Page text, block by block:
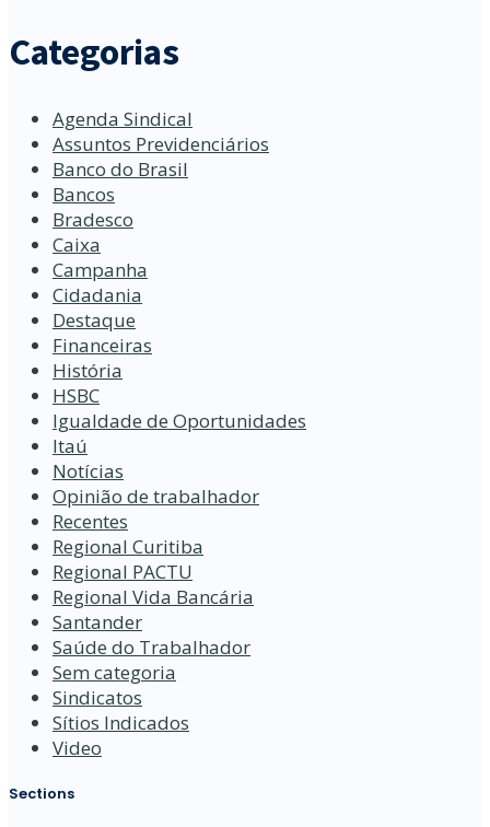
Categorias
Agenda Sindical
Assuntos Previdenciários
Banco do Brasil
Bancos
Bradesco
Caixa
Campanha
Cidadania
Destaque
Financeiras
História
HSBC
Igualdade de Oportunidades
Itaú
Notícias
Opinião de trabalhador
Recentes
Regional Curitiba
Regional PACTU
Regional Vida Bancária
Santander
Saúde do Trabalhador
Sem categoria
Sindicatos
Sítios Indicados
Video
Sections